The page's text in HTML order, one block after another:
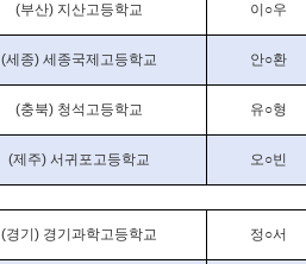
(부산) 지산고등학교 이 ○우
(세종) 세종국제고등학교 안○환
(충북) 청석고등학교 유○형
(제주) 서귀포고등학교 오○빈
(경기 ) 경기과학고등학교 정○서